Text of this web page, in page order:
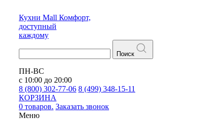
Кухни Mall Комфорт,
доступный
каждому
Поиск
ПН-ВС
с 10:00 до 20:00
8 (800) 302-77-06 8 (499) 348-15-11
КОРЗИНА
0 товаров. Заказать звонок
Меню